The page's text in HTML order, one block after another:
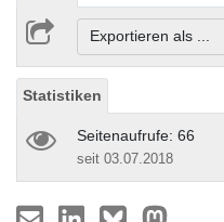
Exportieren als ...
Statistiken
Seitenaufrufe: 66
seit 03.07.2018